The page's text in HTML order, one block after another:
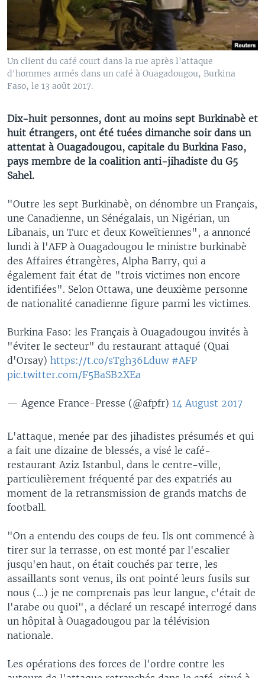
Un client du café court dans la rue après l'attaque
d'hommes armés dans un café à Ouagadougou, Burkina
Faso, le 13 août 2017.
Dix-huit personnes, dont au moins sept Burkinabè et
huit étrangers, ont été tuées dimanche soir dans un
attentat à Ouagadougou, capitale du Burkina Faso,
pays membre de la coalition anti-jihadiste du G5
Sahel.
"Outre les sept Burkinabè, on dénombre un Français,
une Canadienne, un Sénégalais, un Nigérian, un
Libanais, un Turc et deux Koweïtiennes", a annoncé
lundi à l'AFP à Ouagadougou le ministre burkinabè
des Affaires étrangères, Alpha Barry, qui a
également fait état de "trois victimes non encore
identifiées". Selon Ottawa, une deuxième personne
de nationalité canadienne figure parmi les victimes.
Burkina Faso: les Français à Ouagadougou invités à
"éviter le secteur" du restaurant attaqué (Quai
d'Orsay) https://t.co/sTgh36Lduw #AFP
pic.twitter.com/F5BaSB2XEa
— Agence France-Presse (@afpfr) 14 August 2017
L'attaque, menée par des jihadistes présumés et qui
a fait une dizaine de blessés, a visé le café-
restaurant Aziz Istanbul, dans le centre-ville,
particulièrement fréquenté par des expatriés au
moment de la retransmission de grands matchs de
football.
"On a entendu des coups de feu. Ils ont commencé à
tirer sur la terrasse, on est monté par l'escalier
jusqu'en haut, on était couchés par terre, les
assaillants sont venus, ils ont pointé leurs fusils sur
nous (...) je ne comprenais pas leur langue, c'était de
l'arabe ou quoi", a déclaré un rescapé interrogé dans
un hôpital à Ouagadougou par la télévision
nationale.
Les opérations des forces de l'ordre contre les